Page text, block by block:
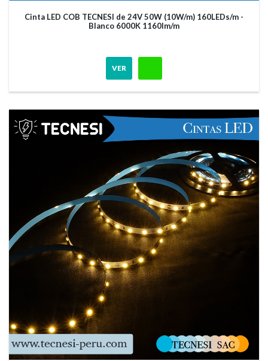
Cinta LED COB TECNESI de 24V 50W (10W/m) 160LEDs/m -
Blanco 6000K 1160lm/m
VER